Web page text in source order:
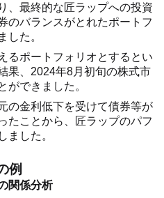
、最終的な匠ラップへの投資
のバランスがとれたポートフ
した。
るポートフォリオとするとい
果、2024年8月初旬の株式市
ができました。
の金利低下を受けて債券等が
たことから、匠ラップのパフ
ました。
例
関係分析